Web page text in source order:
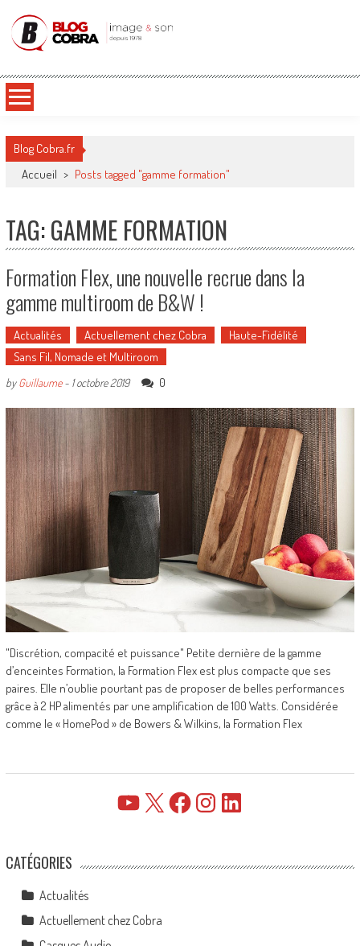
Blog Cobra
Blog Cobra.fr
Accueil > Posts tagged "gamme formation"
TAG: GAMME FORMATION
Formation Flex, une nouvelle recrue dans la
gamme multiroom de B&W !
Actualités Actuellement chez Cobra
Haute-Fidélité
Sans Fil, Nomade et Multiroom
byGuillaume- 1 octobre 2019 0
"Discrétion, compacité et puissance" Petite dernière de la gamme
d’enceintes Formation, la Formation Flex est plus compacte que ses
paires. Elle n’oublie pourtant pas de proposer de belles performances
grâce à 2 HP alimentés par une amplification de 100 Watts. Considérée
comme le « HomePod » de Bowers & Wilkins, la Formation Flex
YouTube FacebookInstagramLinkedIn
CATÉGORIES
Actualités
Actuellement chez Cobra